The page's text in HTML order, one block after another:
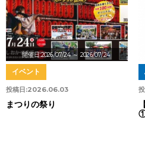
開催日:2026/07/24～ 2026/07/24
投稿日:2026.06.03
イベント
まつりの祭り
①